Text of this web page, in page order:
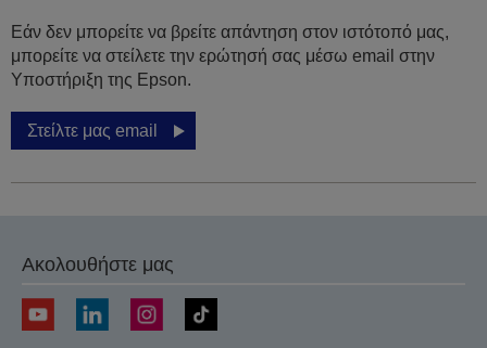
Εάν δεν μπορείτε να βρείτε απάντηση στον ιστότοπό μας,
μπορείτε να στείλετε την ερώτησή σας μέσω email στην
Υποστήριξη της Epson.
Στείλτε μας email
Ακολουθήστε μας